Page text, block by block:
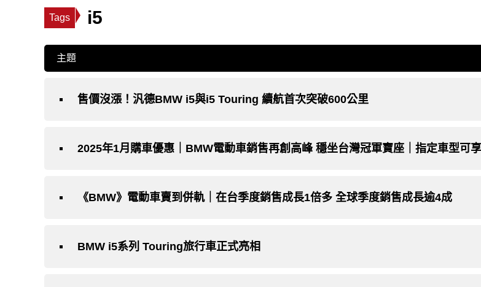
Tags i5
主題
售價沒漲！汎德BMW i5與i5 Touring 續航首次突破600公里
《BMW》電動車賣到併軌｜在台季度銷售成長1倍多 全球季度銷售成長逾4成
BMW i5系列 Touring旅行車正式亮相